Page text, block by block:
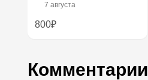
7 августа
800₽
Комментарии